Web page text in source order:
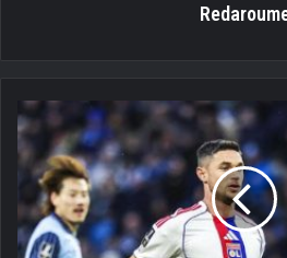
Δύο
γκολ
ο
Ρόμαν
κόντρα
στην
Οσέρ!